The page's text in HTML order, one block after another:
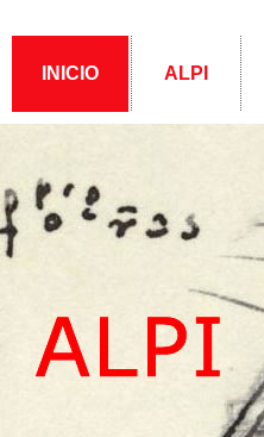
INICIO ALPI